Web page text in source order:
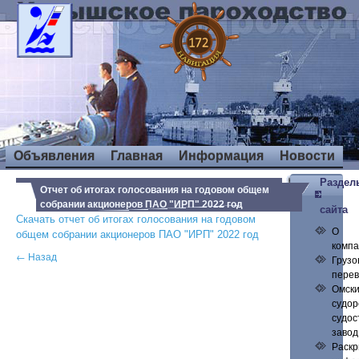
Объявления Главная Информация Новости
Отчет об итогах голосования на годовом общем
собрании акционеров ПАО "ИРП" 2022 год
Скачать отчет об итогах голосования на годовом
общем собрании акционеров ПАО "ИРП" 2022 год
← Назад
сайта
О
завод